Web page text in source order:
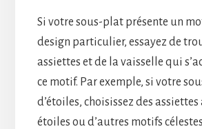
Si votre sous-plat présente un
design particulier, essayez de
assiettes et de la vaisselle qui
ce motif. Par exemple, si votre
d’étoiles, choisissez des assiettes
étoiles ou d’autres motifs